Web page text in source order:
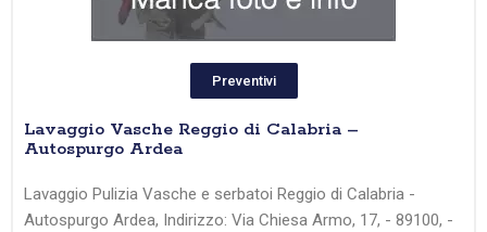
Preventivi
Lavaggio Vasche Reggio di Calabria –
Autospurgo Ardea
Lavaggio Pulizia Vasche e serbatoi Reggio di Calabria -
Autospurgo Ardea, Indirizzo: Via Chiesa Armo, 17, - 89100, -